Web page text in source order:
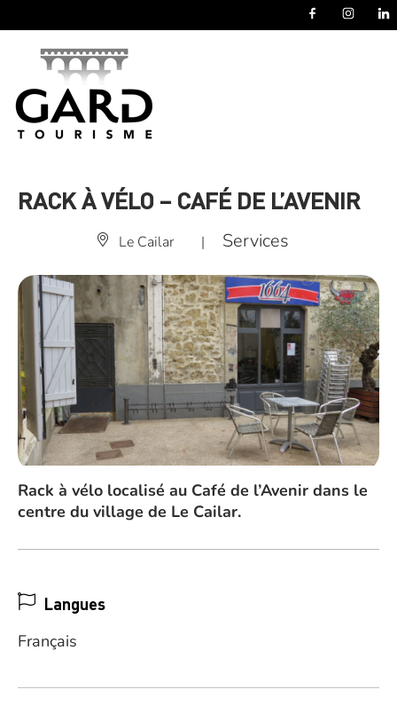
RACK À VÉLO – CAFÉ DE L’AVENIR
Le Cailar | Services
Rack à vélo localisé au Café de l’Avenir dans le
centre du village de Le Cailar.
Langues
Français